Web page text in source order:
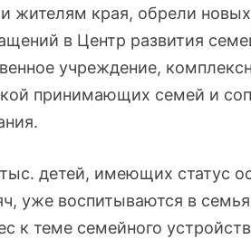
жителям края, обрели
в Центр развития
учреждение,
принимающих семей и
детей, имеющих статус
уже воспитываются в
к теме семейного